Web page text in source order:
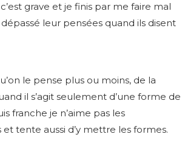
c’est grave et je finis par me faire mal
leur pensées quand ils disent
le pense plus ou moins, de la
il s’agit seulement d’une forme de
franche je n’aime pas les
tente aussi d’y mettre les formes.